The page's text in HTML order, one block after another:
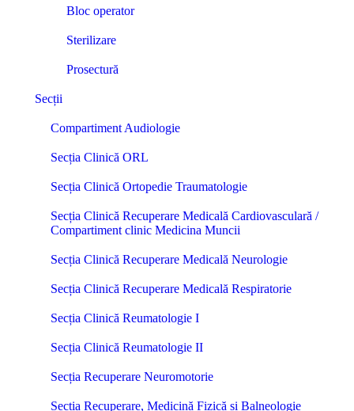
Bloc operator
Sterilizare
Prosectură
Secții
Compartiment Audiologie
Secția Clinică ORL
Secția Clinică Ortopedie Traumatologie
Secția Clinică Recuperare Medicală Cardiovasculară /
Compartiment clinic Medicina Muncii
Secția Clinică Recuperare Medicală Neurologie
Secția Clinică Recuperare Medicală Respiratorie
Secția Clinică Reumatologie I
Secția Clinică Reumatologie II
Secția Recuperare Neuromotorie
Secția Recuperare, Medicină Fizică și Balneologie